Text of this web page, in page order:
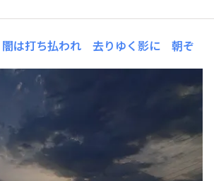
は打ち払われ 去りゆく影に 朝ぞ